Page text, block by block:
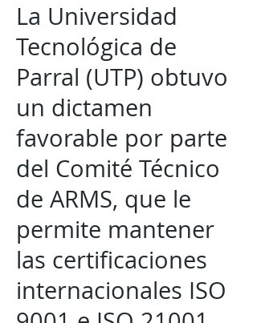
La Universidad
Tecnológica de
Parral (UTP) obtuvo
un dictamen
favorable por parte
del Comité Técnico
de ARMS, que le
permite mantener
las certificaciones
internacionales ISO